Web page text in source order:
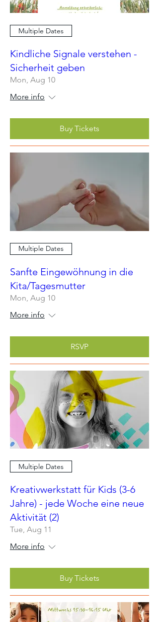
Multiple Dates
Kindliche Signale verstehen -
Sicherheit geben
Mon, Aug 10
More info
Buy Tickets
Multiple Dates
Sanfte Eingewöhnung in die
Kita/Tagesmutter
Mon, Aug 10
More info
RSVP
Multiple Dates
Kreativwerkstatt für Kids (3-6
Jahre) - jede Woche eine neue
Aktivität (2)
Tue, Aug 11
More info
Buy Tickets